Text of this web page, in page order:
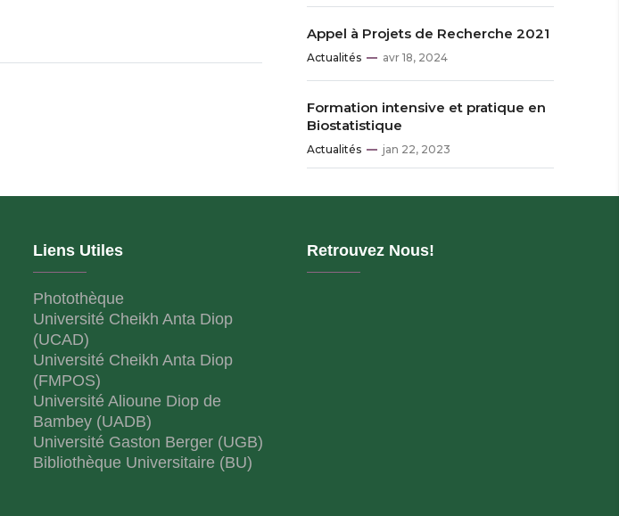
Appel à Projets de Recherche 2021
Actualités avr 18, 2024
Formation intensive et pratique en
Biostatistique
Actualités jan 22, 2023
Liens Utiles
Photothèque
Université Cheikh Anta Diop
(UCAD)
Université Cheikh Anta Diop
(FMPOS)
Université Alioune Diop de
Bambey (UADB)
Université Gaston Berger (UGB)
Bibliothèque Universitaire (BU)
Retrouvez Nous!